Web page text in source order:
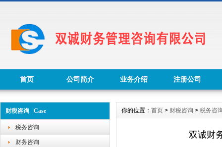
首页 公司简介 业务介绍 注册公司
财税咨询 Case
税务咨询
财务咨询
你的位置： 首页 > 财税咨询 > 税务咨
双诚财